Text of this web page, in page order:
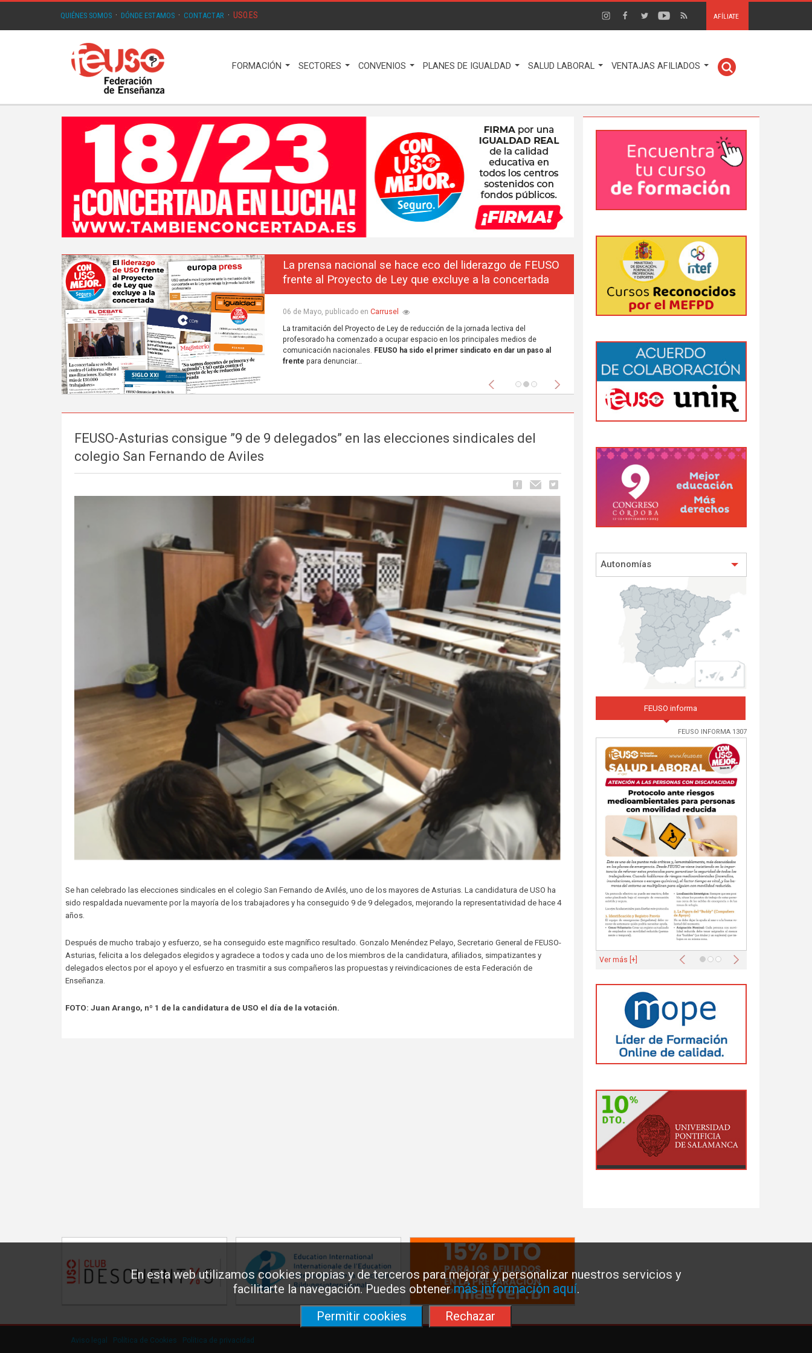
En esta web utilizamos cookies propias y de terceros para mejorar y personalizar nuestros servicios y
facilitarte la navegación. Puedes obtenermás información aquí.
Permitir cookies
Rechazar
QUIÉNES SOMOS · DÓNDE ESTAMOS · CONTACTAR · USO.ES AFÍLIATE
FORMACIÓN SECTORES CONVENIOS PLANES DE IGUALDAD SALUD LABORAL VENTAJAS AFILIADOS
La prensa nacional se hace eco del liderazgo de FEUSO
frente al Proyecto de Ley que excluye a la concertada
06 de Mayo, publicado en Carrusel
La tramitación del Proyecto de Ley de reducción de la jornada lectiva del
profesorado ha comenzado a ocupar espacio en los principales medios de
comunicación nacionales. FEUSO ha sido el primer sindicato en dar un paso al
frente para denunciar...
Anterior Siguiente
FEUSO-Asturias consigue ”9 de 9 delegados” en las elecciones sindicales del
colegio San Fernando de Aviles
Se han celebrado las elecciones sindicales en el colegio San Fernando de Avilés, uno de los mayores de Asturias. La candidatura de USO ha
sido respaldada nuevamente por la mayoría de los trabajadores y ha conseguido 9 de 9 delegados, mejorando la representatividad de hace 4
años.
Después de mucho trabajo y esfuerzo, se ha conseguido este magnífico resultado. Gonzalo Menéndez Pelayo, Secretario General de FEUSO-
Asturias, felicita a los delegados elegidos y agradece a todos y cada uno de los miembros de la candidatura, afiliados, simpatizantes y
delegados electos por el apoyo y el esfuerzo en trasmitir a sus compañeros las propuestas y reivindicaciones de esta Federación de
Enseñanza.
FOTO: Juan Arango, nº 1 de la candidatura de USO el día de la votación.
Autonomías
FEUSO informa
FEUSO INFORMA 1307
Anterior Siguiente
Ver más [+]
Aviso legal Política de Cookies Política de privacidad